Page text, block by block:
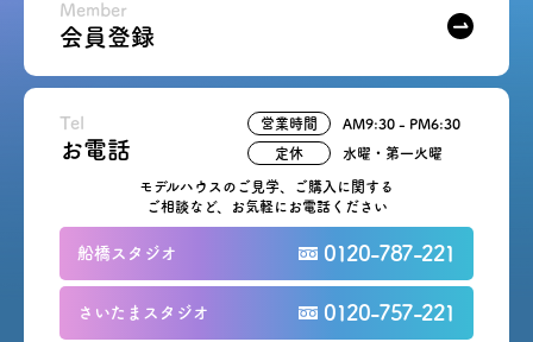
会員登録
Member
Tel
お電話
モデルハウスのご見学、ご購入に関する
ご相談など、お気軽にお電話ください
船橋スタジオ 0120-787-221
さいたまスタジオ 0120-757-221
営業時間 AM9:30 - PM6:30
定休 水曜・第一火曜